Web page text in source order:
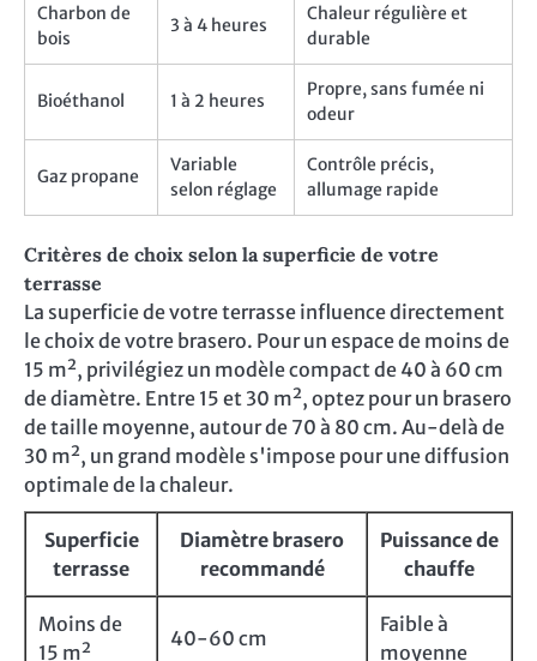
Charbon de
bois
3 à 4 heures
Chaleur régulière et
durable
Bioéthanol 1 à 2 heures
Propre, sans fumée ni
odeur
Gaz propane
Variable
selon réglage
Contrôle précis,
allumage rapide
Critères de choix selon la superficie de votre
terrasse
La superficie de votre terrasse influence directement
le choix de votre brasero. Pour un espace de moins de
15 m², privilégiez un modèle compact de 40 à 60 cm
de diamètre. Entre 15 et 30 m², optez pour un brasero
de taille moyenne, autour de 70 à 80 cm. Au-delà de
30 m², un grand modèle s'impose pour une diffusion
optimale de la chaleur.
Superficie
terrasse
Diamètre brasero
recommandé
Puissance de
chauffe
Moins de
15 m²
40-60 cm
Faible à
moyenne